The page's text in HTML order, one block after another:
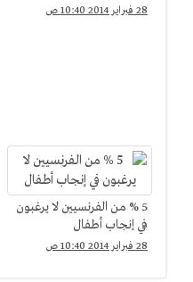
28 فبراير 2014 10:40 ص
5 % من الفرنسيين لا يرغبون
في إنجاب أطفال
28 فبراير 2014 10:40 ص